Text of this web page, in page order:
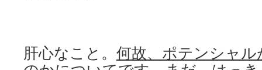
肝心なこと。 何故、ポテンシャ